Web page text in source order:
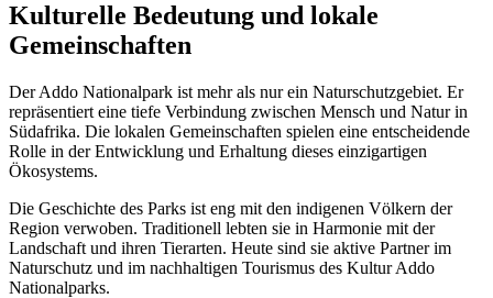
Kulturelle Bedeutung und lokale
Gemeinschaften
Der Addo Nationalpark ist mehr als nur ein Naturschutzgebiet. Er
repräsentiert eine tiefe Verbindung zwischen Mensch und Natur in
Südafrika. Die lokalen Gemeinschaften spielen eine entscheidende
Rolle in der Entwicklung und Erhaltung dieses einzigartigen
Ökosystems.
Die Geschichte des Parks ist eng mit den indigenen Völkern der
Region verwoben. Traditionell lebten sie in Harmonie mit der
Landschaft und ihren Tierarten. Heute sind sie aktive Partner im
Naturschutz und im nachhaltigen Tourismus des Kultur Addo
Nationalparks.